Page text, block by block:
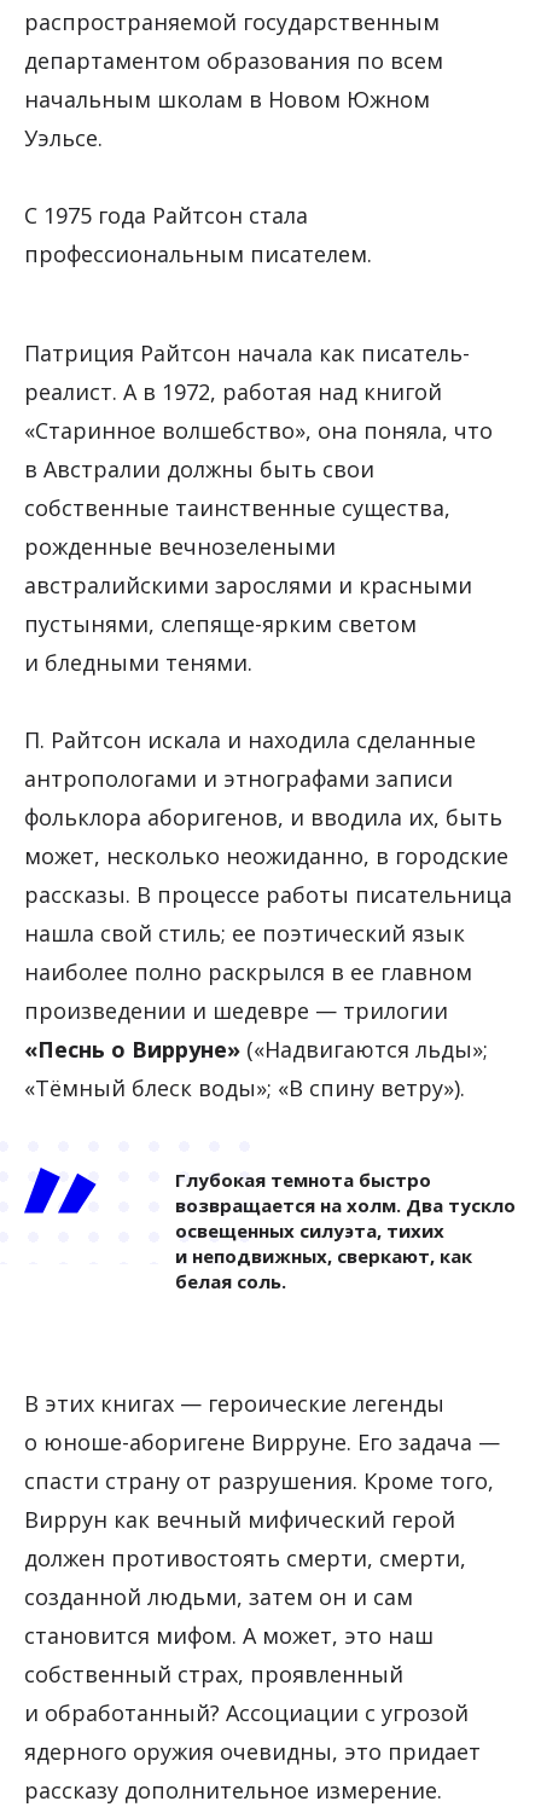
распространяемой государственным
департаментом образования по всем
начальным школам в Новом Южном
Уэльсе.
С 1975 года Райтсон стала
профессиональным писателем.
Патриция Райтсон начала как писатель-
реалист. А в 1972, работая над книгой
«Старинное волшебство», она поняла, что
в Австралии должны быть свои
собственные таинственные существа,
рожденные вечнозелеными
австралийскими зарослями и красными
пустынями, слепяще-ярким светом
и бледными тенями.
П. Райтсон искала и находила сделанные
антропологами и этнографами записи
фольклора аборигенов, и вводила их, быть
может, несколько неожиданно, в городские
рассказы. В процессе работы писательница
нашла свой стиль; ее поэтический язык
наиболее полно раскрылся в ее главном
произведении и шедевре — трилогии
«Песнь о Вирруне» («Надвигаются льды»;
«Тёмный блеск воды»; «В спину ветру»).
Глубокая темнота быстро
возвращается на холм. Два тускло
освещенных силуэта, тихих
и неподвижных, сверкают, как
белая соль.
В этих книгах — героические легенды
о юноше-аборигене Вирруне. Его задача —
спасти страну от разрушения. Кроме того,
Виррун как вечный мифический герой
должен противостоять смерти, смерти,
созданной людьми, затем он и сам
становится мифом. А может, это наш
собственный страх, проявленный
и обработанный? Ассоциации с угрозой
ядерного оружия очевидны, это придает
рассказу дополнительное измерение.